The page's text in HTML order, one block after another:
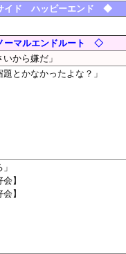
ド ハッピーエンド ◆
マルエンドルート ◇
いから嫌だ」
題とかなかったよな？」
】
】